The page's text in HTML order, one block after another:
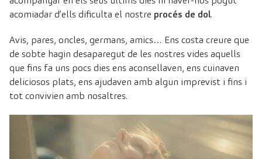
acomiadar d’ells dificulta el nostre procés de dol.
Avis, pares, oncles, germans, amics… Ens costa creure que
de sobte hagin desaparegut de les nostres vides aquells
que fins fa uns pocs dies ens aconsellaven, ens cuinaven
deliciosos plats, ens ajudaven amb algun imprevist i fins i
tot convivien amb nosaltres.